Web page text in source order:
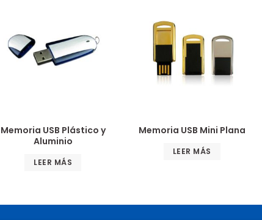
Memoria USB Plástico y
Aluminio
LEER MÁS
Memoria USB Mini Plana
LEER MÁS